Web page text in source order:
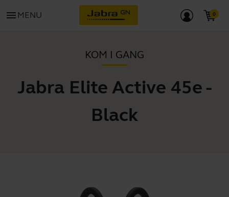
menu MENU
KOM I GANG
Jabra Elite Active 45e -
Black